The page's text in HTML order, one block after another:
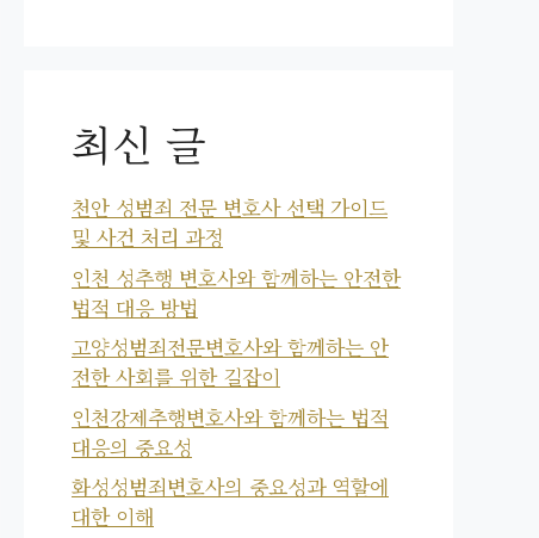
최신 글
천안 성범죄 전문 변호사 선택 가이드
및 사건 처리 과정
인천 성추행 변호사와 함께하는 안전한
법적 대응 방법
고양성범죄전문변호사와 함께하는 안
전한 사회를 위한 길잡이
인천강제추행변호사와 함께하는 법적
대응의 중요성
화성성범죄변호사의 중요성과 역할에
대한 이해